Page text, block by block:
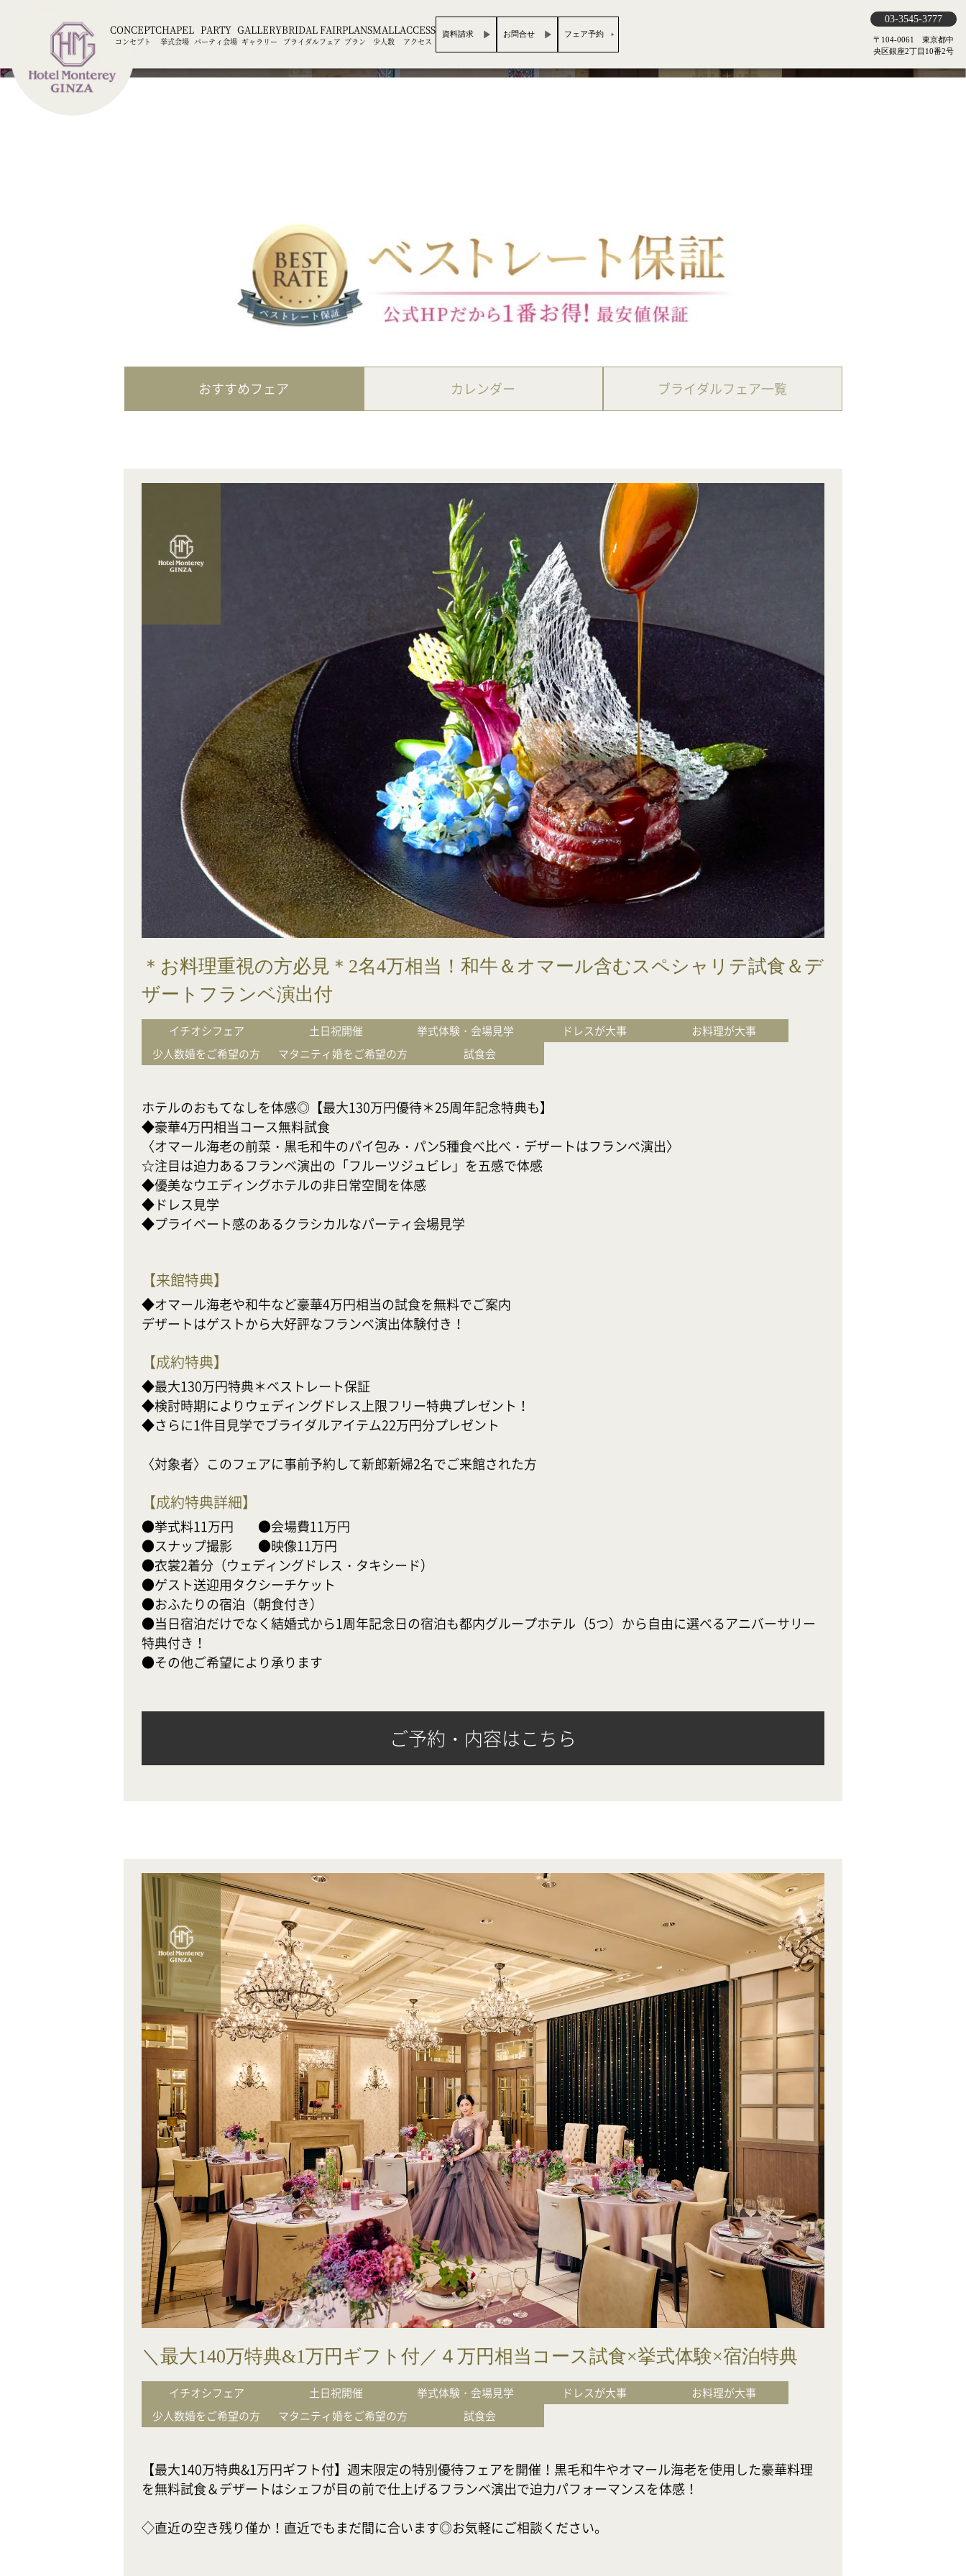
CONCEPT
コンセプト
CHAPEL
挙式会場
PARTY
パーティ会場
GALLERY
ギャラリー
BRIDAL FAIR
ブライダルフェア
PLAN
プラン
SMALL
少人数
ACCESS
アクセス
資料請求 お問合せ フェア予約
03-3545-3777
〒104-0061 東京都中
央区銀座2丁目10番2号
おすすめフェア カレンダー ブライダルフェア一覧
＊お料理重視の方必見＊2名4万相当！和牛＆オマール含むスペシャリテ試食＆デ
ザートフランベ演出付
イチオシフェア 土日祝開催 挙式体験・会場見学 ドレスが大事
お料理が大事
少人数婚をご希望の方
マタニティ婚をご希望の方 試食会
ホテルのおもてなしを体感◎【最大130万円優待＊25周年記念特典も】
◆豪華4万円相当コース無料試食
〈オマール海老の前菜・黒毛和牛のパイ包み・パン5種食べ比べ・デザートはフランベ演出〉
☆注目は迫力あるフランベ演出の「フルーツジュビレ」を五感で体感
◆優美なウエディングホテルの非日常空間を体感
◆ドレス見学
◆プライベート感のあるクラシカルなパーティ会場見学
【来館特典】
◆オマール海老や和牛など豪華4万円相当の試食を無料でご案内
デザートはゲストから大好評なフランベ演出体験付き！
【成約特典】
◆最大130万円特典＊ベストレート保証
◆検討時期によりウェディングドレス上限フリー特典プレゼント！
◆さらに1件目見学でブライダルアイテム22万円分プレゼント
〈対象者〉このフェアに事前予約して新郎新婦2名でご来館された方
【成約特典詳細】
●挙式料11万円　    ●会場費11万円
●スナップ撮影　　●映像11万円
●衣裳2着分（ウェディングドレス・タキシード）
●ゲスト送迎用タクシーチケット
●おふたりの宿泊（朝食付き）
●当日宿泊だけでなく結婚式から1周年記念日の宿泊も都内グループホテル（5つ）から自由に選べるアニバーサリー
特典付き！
●その他ご希望により承ります
ご予約・内容はこちら
＼最大140万特典&1万円ギフト付／４万円相当コース試食×挙式体験×宿泊特典
イチオシフェア 土日祝開催 挙式体験・会場見学 ドレスが大事
お料理が大事
少人数婚をご希望の方
マタニティ婚をご希望の方 試食会
【最大140万特典&1万円ギフト付】週末限定の特別優待フェアを開催！黒毛和牛やオマール海老を使用した豪華料理
を無料試食＆デザートはシェフが目の前で仕上げるフランベ演出で迫力パフォーマンスを体感！
◇直近の空き残り僅か！直近でもまだ間に合います◎お気軽にご相談ください。